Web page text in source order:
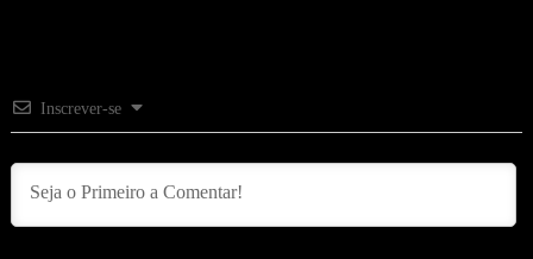
Inscrever-se